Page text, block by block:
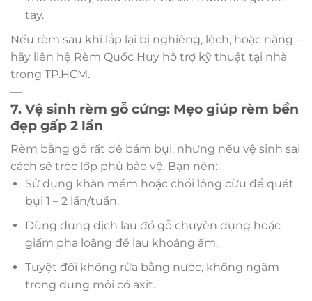
tay.
Nếu rèm sau khi lắp lại bị nghiêng, lệch, hoặc nặng –
hãy liên hệ Rèm Quốc Huy hỗ trợ kỹ thuật tại nhà
trong TP.HCM.
—
7. Vệ sinh rèm gỗ cứng: Mẹo giúp rèm bền
đẹp gấp 2 lần
Rèm bằng gỗ rất dễ bám bụi, nhưng nếu vệ sinh sai
cách sẽ tróc lớp phủ bảo vệ. Bạn nên:
Sử dụng khăn mềm hoặc chổi lông cừu để quét
bụi 1 – 2 lần/tuần.
Dùng dung dịch lau đồ gỗ chuyên dụng hoặc
giấm pha loãng để lau khoáng ấm.
Tuyệt đối không rửa bằng nước, không ngâm
trong dung môi có axit.